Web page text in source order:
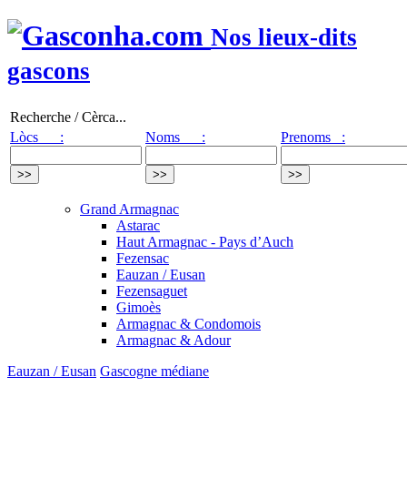
Nos lieux-dits
gascons
Recherche / Cèrca...
Lòcs :
Noms : Prenoms :
Grand Armagnac
Astarac
Haut Armagnac - Pays d’Auch
Fezensac
Eauzan / Eusan
Fezensaguet
Gimoès
Armagnac & Condomois
Armagnac & Adour
Eauzan / Eusan Gascogne médiane